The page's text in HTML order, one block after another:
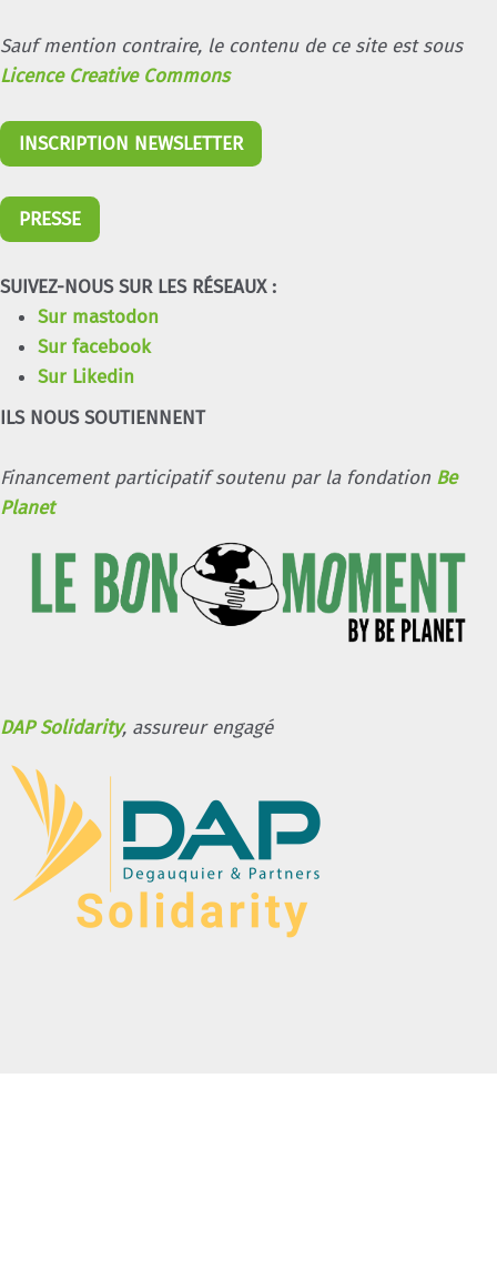
Sauf mention contraire, le contenu de ce site est sous
Licence Creative Commons
INSCRIPTION NEWSLETTER
PRESSE
SUIVEZ-NOUS SUR LES RÉSEAUX :
Sur mastodon
Sur facebook
Sur Likedin
ILS NOUS SOUTIENNENT
Financement participatif soutenu par la fondation Be
Planet
DAP Solidarity, assureur engagé